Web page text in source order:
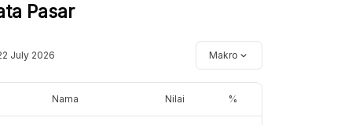
Pasar
July 2026 Makro
Nama Nilai %